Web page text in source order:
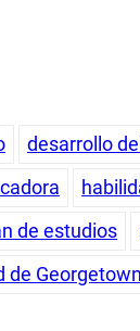
desarrollo
de estudios
de Georgetown